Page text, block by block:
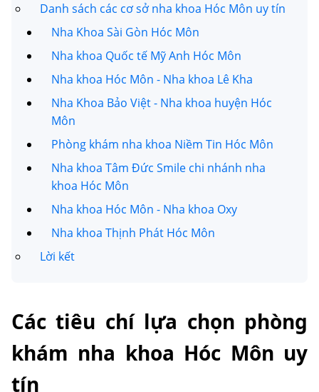
Danh sách các cơ sở nha khoa Hóc Môn uy tín
Nha Khoa Sài Gòn Hóc Môn
Nha khoa Quốc tế Mỹ Anh Hóc Môn
Nha khoa Hóc Môn - Nha khoa Lê Kha
Nha Khoa Bảo Việt - Nha khoa huyện Hóc
Môn
Phòng khám nha khoa Niềm Tin Hóc Môn
Nha khoa Tâm Đức Smile chi nhánh nha
khoa Hóc Môn
Nha khoa Hóc Môn - Nha khoa Oxy
Nha khoa Thịnh Phát Hóc Môn
Lời kết
Các tiêu chí lựa chọn phòng
khám nha khoa Hóc Môn uy
tín